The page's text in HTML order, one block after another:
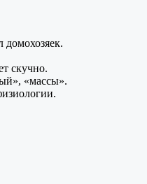
домохозяек.
скучно.
«массы».